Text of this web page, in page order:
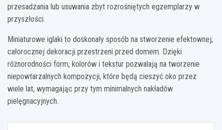
przesadzania lub usuwania zbyt rozrośniętych egzemplarzy w
przyszłości.
Miniaturowe iglaki to doskonały sposób na stworzenie efektownej,
całorocznej dekoracji przestrzeni przed domem. Dzięki
różnorodności form, kolorów i tekstur pozwalają na tworzenie
niepowtarzalnych kompozycji, które będą cieszyć oko przez
wiele lat, wymagając przy tym minimalnych nakładów
pielęgnacyjnych.